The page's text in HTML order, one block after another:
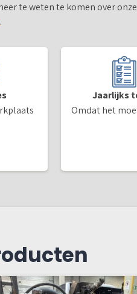
te weten te komen over onze
.
Jaarlijks
Omdat het